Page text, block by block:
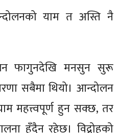
याम त अस्ति नै
फागुनदेखि मनसुन सुरू
सबैमा थियो। आन्दोलन
महत्त्वपूर्ण हुन सक्छ, तर
हुँदैन रहेछ। विद्रोहको